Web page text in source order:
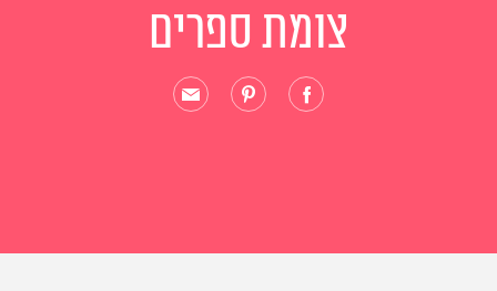
ביוטי
צומת ספרים